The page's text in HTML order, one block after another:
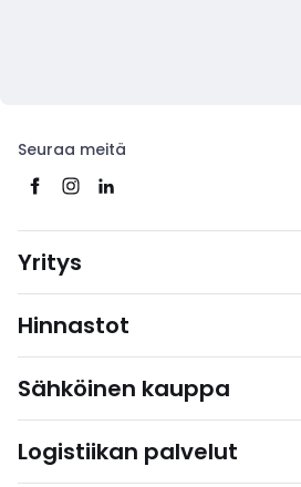
Seuraa meitä
Yritys
Hinnastot
Sähköinen kauppa
Logistiikan palvelut